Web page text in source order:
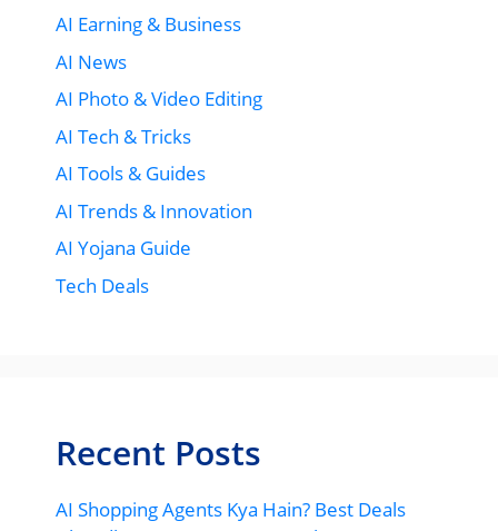
AI Earning & Business
AI News
AI Photo & Video Editing
AI Tech & Tricks
AI Tools & Guides
AI Trends & Innovation
AI Yojana Guide
Tech Deals
Recent Posts
AI Shopping Agents Kya Hain? Best Deals